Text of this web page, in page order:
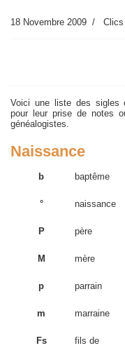
18 Novembre 2009
Voici une liste des sigles
pour leur prise de notes
généalogistes.
Naissance
b baptême
° naissance
P père
M mère
p parrain
m marraine
Fs fils de